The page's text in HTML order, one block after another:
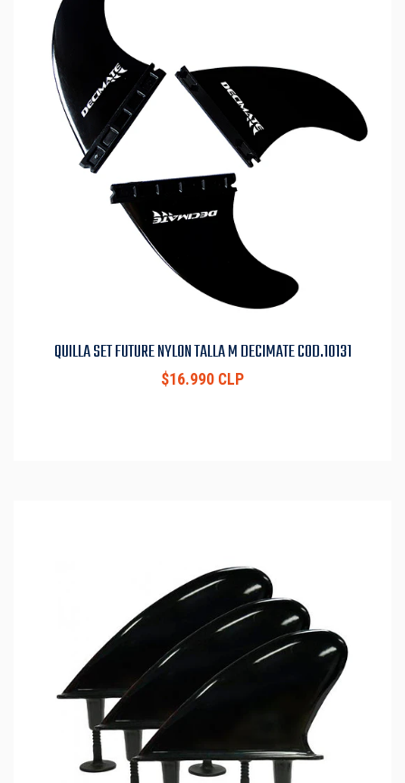
QUILLA SET FUTURE NYLON TALLA M DECIMATE COD.10131
$16.990 CLP